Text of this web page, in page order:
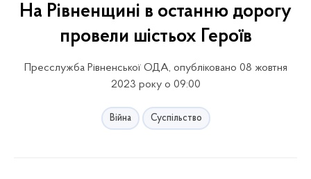
На Рівненщині в останню дорогу
провели шістьох Героїв
Пресслужба Рівненської ОДА, опубліковано 08 жовтня
2023 року о 09:00
Війна Суспільство